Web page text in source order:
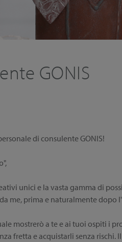
GONIS
di consulente GONIS!
unici e la vasta gamma di
me, prima e naturalmente dopo
mostrerò a te e ai tuoi ospiti i
fretta e acquistarli senza